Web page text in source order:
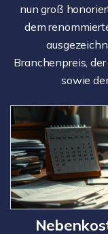
nun groß
dem
Branchenpreis,
sowie